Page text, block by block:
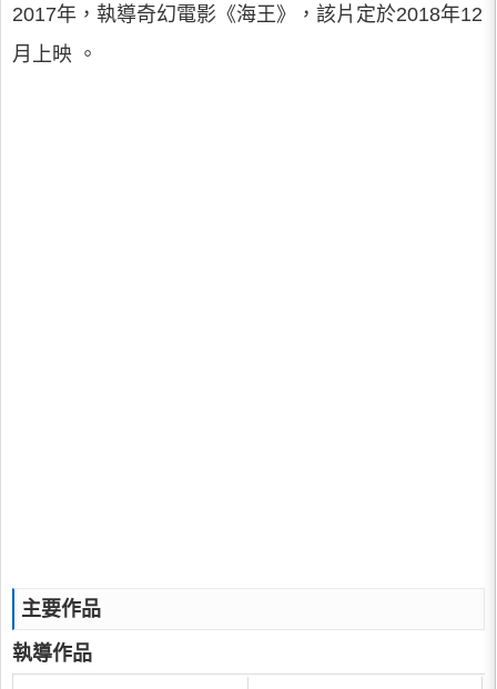
2017年，執導奇幻電影《海王》，該片定於2018年12
月上映 。
主要作品
執導作品